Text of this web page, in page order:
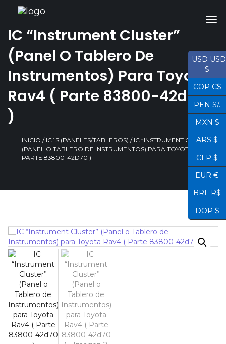
IC “Instrument Cluster”
(Panel O Tablero De
Instrumentos) Para Toyota
Rav4 ( Parte 83800-42d70
)
INICIO / IC´S (PANELES/TABLEROS) / IC “INSTRUMENT CLUSTER”
(PANEL O TABLERO DE INSTRUMENTOS) PARA TOYOTA RAV4 (
PARTE 83800-42D70 )
¡OFERTA!
USD USD
$
COP C$
PEN S/.
MXN $
ARS $
CLP $
EUR €
BRL R$
DOP $